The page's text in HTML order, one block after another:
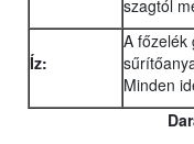
szagtól
Íz:
A főzelék
Minden